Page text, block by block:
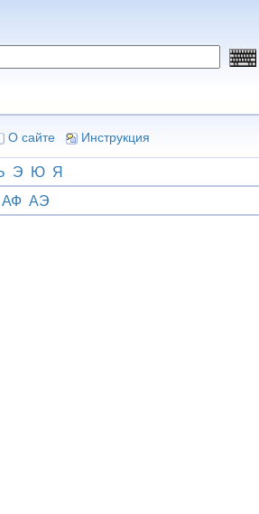
О сайте Инструкция
Э Ю Я
АФ АЭ